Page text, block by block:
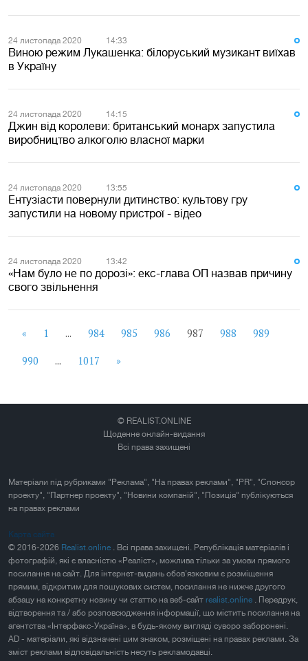
24 листопада 2020 14:33
Виною режим Лукашенка: білоруський музикант виїхав
в Україну
24 листопада 2020 14:15
Джин від королеви: британський монарх запустила
виробництво алкоголю власної марки
24 листопада 2020 13:55
Ентузіасти повернули дитинство: культову гру
запустили на новому пристрої - відео
24 листопада 2020 13:42
«Нам було не по дорозі»: екс-глава ОП назвав причину
свого звільнення
« 1 ... 984 985 986 987 988 989
990 ... 1017 »
© REALIST.ONLINE
Щоденне онлайн-видання
Всі права захищені
Матеріали під рубриками "Реклама", "На правах реклами", "PR", "Спонсор
проекту", "Партнер проекту", "Новини компаній", "Позиція" публікуються
на правах реклами
Карта сайта
© 2016-2026 Realist.online . Всі права захищені. Републікація матеріалів і
фотографій, які є власністю «Реаліст», можлива тільки за умови прямого
посилання на сайт. Для інтернет-видань обов'язковим є розміщення
прямим, відкритим для пошукових систем, посилання не нижче другого
абзацу на конкретну новину чи статтю на веб-сайт realist.online . Передрук,
відтворення та / або розповсюдження інформації, що містить посилання на
агентства «Інтерфакс-Україна», в будь-якому вигляді суворо заборонені.
AD - матеріали, які відзначені цим знаком, розміщені на правах реклами. За
зміст реклами відповідальність несуть рекламодавці.